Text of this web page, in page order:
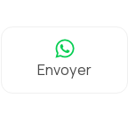
Envoyer